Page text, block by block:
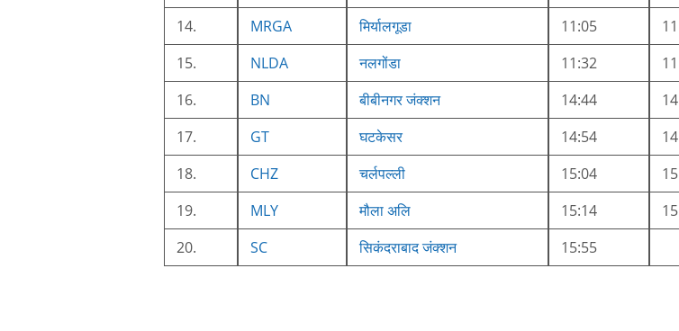
14.
MRGA मिर्यालगूडा 11:05
15.
NLDA नलगोंडा 11:32
16.
BN बीबीनगर जंक्शन 14:44
17.
GT घटकेसर 14:54
18.
CHZ चर्लपल्ली 15:04
19.
MLY मौला अलि 15:14
20.
SC सिकंदराबाद जंक्शन 15:55